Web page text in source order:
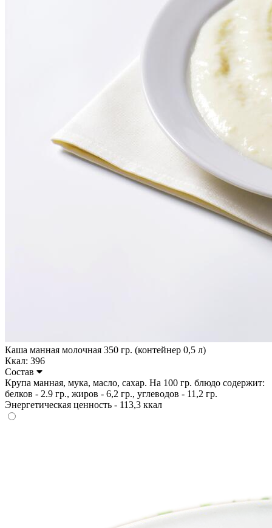
Каша манная молочная 350 гр. (контейнер 0,5 л)
Ккал: 396
Состав
Крупа манная, мука, масло, сахар. На 100 гр. блюдо содержит:
белков - 2.9 гр., жиров - 6,2 гр., углеводов - 11,2 гр.
Энергетическая ценность - 113,3 ккал